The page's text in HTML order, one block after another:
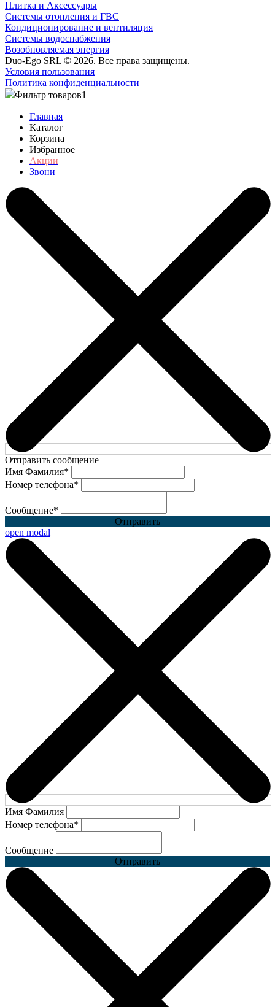
Плитка и Аксессуары
Системы отопления и ГВС
Кондиционирование и вентиляция
Системы водоснабжения
Возобновляемая энергия
Duo-Ego SRL © 2026. Все права защищены.
Условия пользования
Политика конфиденциальности
Фильтр товаров1
Главная
Каталог
Корзина
Избранное
Акции
Звони
Отправить сообщение
Имя Фамилия*
Номер телефона*
Сообщение*
Отправить
open modal
Имя Фамилия
Номер телефона*
Сообщение
Отправить